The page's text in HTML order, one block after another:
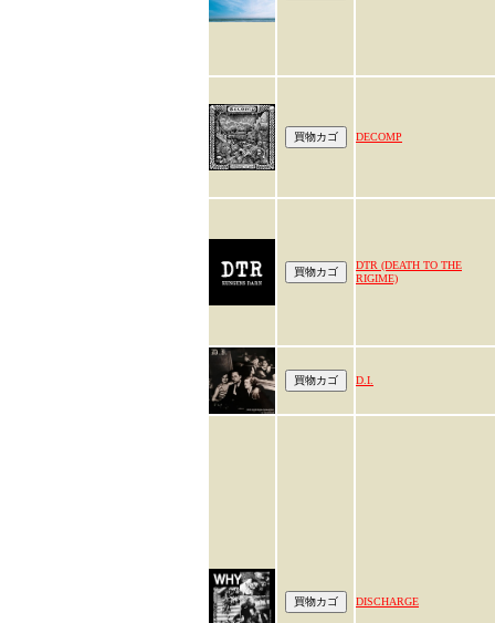
DECOMP
DTR (DEATH TO THE
RIGIME)
D.I.
DISCHARGE